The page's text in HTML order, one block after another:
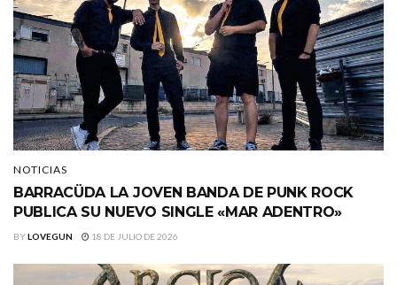
NOTICIAS
BARRACÜDA LA JOVEN BANDA DE PUNK ROCK
PUBLICA SU NUEVO SINGLE «MAR ADENTRO»
BYLOVEGUN 18 DE JULIO DE 2026